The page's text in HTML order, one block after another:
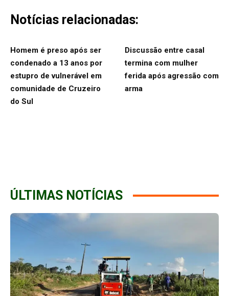
Notícias relacionadas:
Homem é preso após ser
condenado a 13 anos por
estupro de vulnerável em
comunidade de Cruzeiro
do Sul
Discussão entre casal
termina com mulher
ferida após agressão com
arma
ÚLTIMAS NOTÍCIAS